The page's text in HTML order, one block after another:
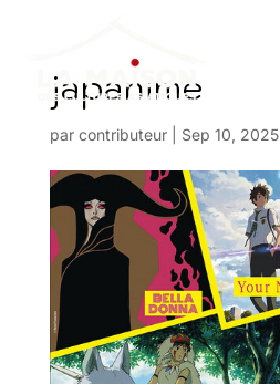
japanime
par contributeur| Sep 10, 2025